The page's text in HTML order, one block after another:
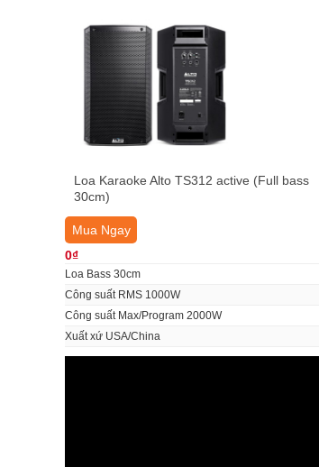
Loa Karaoke Alto TS312 active (Full bass
30cm)
Mua Ngay
0₫
Loa Bass 30cm
Công suất RMS 1000W
Công suất Max/Program 2000W
Xuất xứ USA/China